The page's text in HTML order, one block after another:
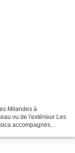
Milandes à
vu de l'extérieur Les
accompagnés